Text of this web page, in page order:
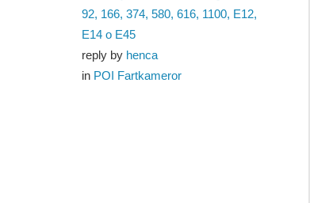
92, 166, 374, 580, 616, 1100, E12,
E14 o E45
reply by henca
in POI Fartkameror